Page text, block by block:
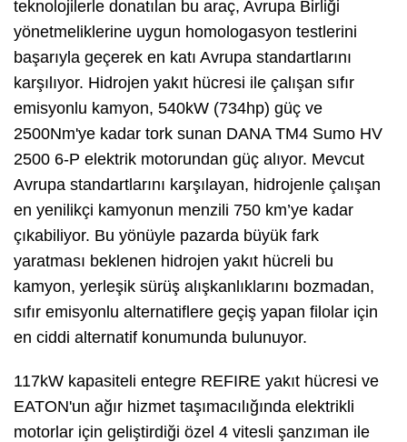
teknolojilerle donatılan bu araç, Avrupa Birliği
yönetmeliklerine uygun homologasyon testlerini
başarıyla geçerek en katı Avrupa standartlarını
karşılıyor. Hidrojen yakıt hücresi ile çalışan sıfır
emisyonlu kamyon, 540kW (734hp) güç ve
2500Nm'ye kadar tork sunan DANA TM4 Sumo HV
2500 6-P elektrik motorundan güç alıyor. Mevcut
Avrupa standartlarını karşılayan, hidrojenle çalışan
en yenilikçi kamyonun menzili 750 km’ye kadar
çıkabiliyor. Bu yönüyle pazarda büyük fark
yaratması beklenen hidrojen yakıt hücreli bu
kamyon, yerleşik sürüş alışkanlıklarını bozmadan,
sıfır emisyonlu alternatiflere geçiş yapan filolar için
en ciddi alternatif konumunda bulunuyor.
117kW kapasiteli entegre REFIRE yakıt hücresi ve
EATON'un ağır hizmet taşımacılığında elektrikli
motorlar için geliştirdiği özel 4 vitesli şanzıman ile